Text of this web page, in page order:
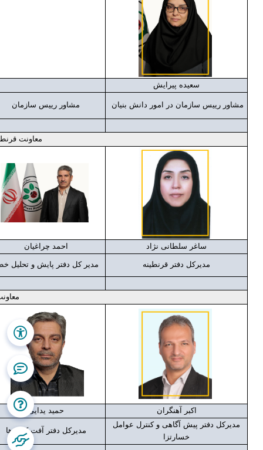
سعیده پیرایش
مشاور رییس سازمان در امور دانش بنیان مشاور رییس سازمان
معاونت
ساغر سلطانی نژاد احمد چراغیان
مدیرکل دفتر قرنطینه مدیر کل دفتر پایش و تحلیل
اکبر آهنگران
حمید یدایی
مدیرکل دفتر پیش آگاهی و کنترل عوامل
خسارتزا
مدیرکل دفتر آفت کش ها